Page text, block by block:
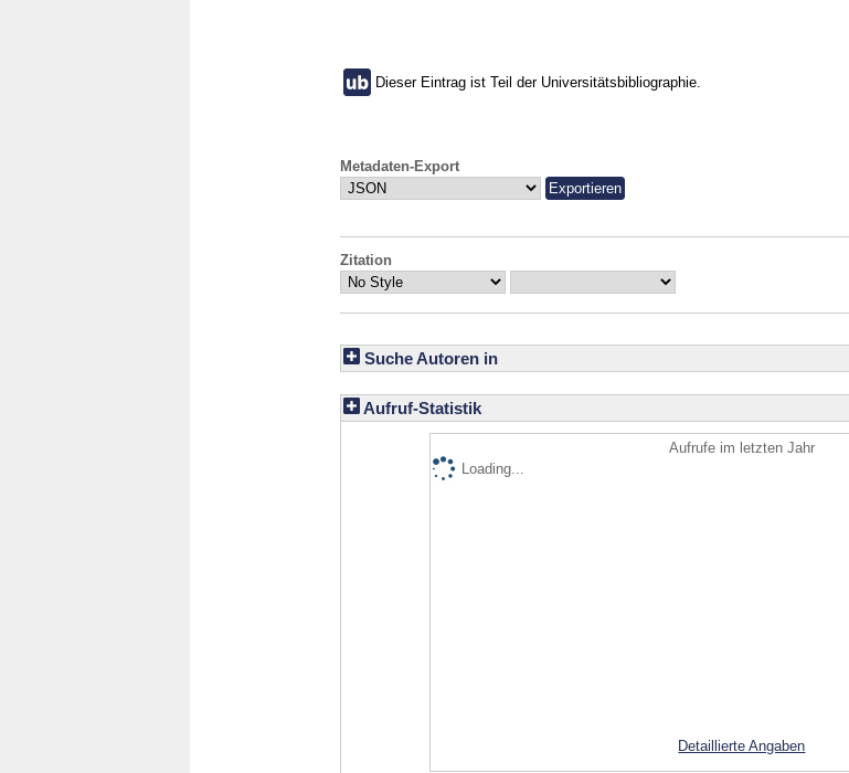
Dieser Eintrag ist Teil der Universitätsbibliographie.
Metadaten-Export
Zitation
Suche Autoren in
Aufruf-Statistik
Aufrufe im letzten Jahr
Loading...
Detaillierte Angaben